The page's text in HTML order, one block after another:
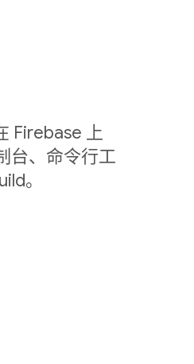
Firebase 上
台、命令行工
。